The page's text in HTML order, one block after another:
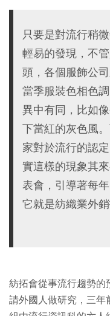
只要是對流行稍
輕易的發現，不
頭，各個服飾公
當季服裝色相色
異中有同，比如
下當紅的灰色風
家對於流行的認
實這樣的現象其
表會，引導著每
它就是紡織業外
紡拓會從事流行趨勢的
請外國人做研究，三年